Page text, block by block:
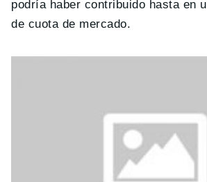
podría haber contribuido hasta en
de cuota de mercado.